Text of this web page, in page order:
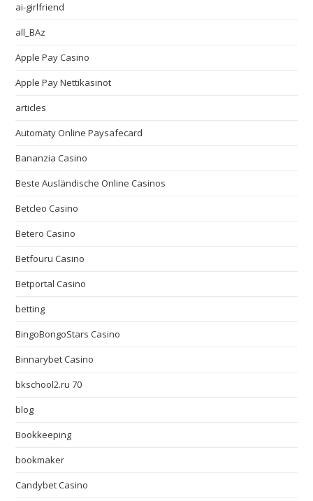
ai-girlfriend
all_BAz
Apple Pay Casino
Apple Pay Nettikasinot
articles
Automaty Online Paysafecard
Bananzia Casino
Beste Ausländische Online Casinos
Betcleo Casino
Betero Casino
Betfouru Casino
Betportal Casino
betting
BingoBongoStars Casino
Binnarybet Casino
bkschool2.ru 70
blog
Bookkeeping
bookmaker
Candybet Casino